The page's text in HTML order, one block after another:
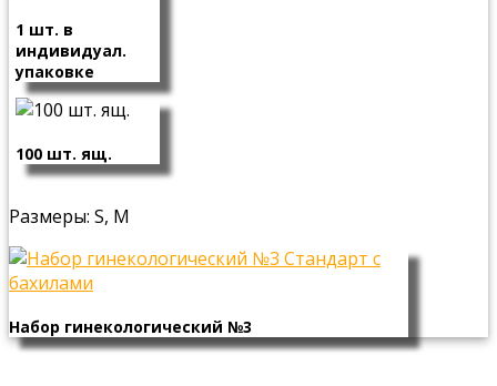
1 шт. в
индивидуал.
упаковке
100 шт. ящ.
Размеры: S, М
Набор гинекологический №3